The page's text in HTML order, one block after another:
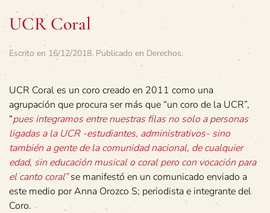
UCR Coral
Escrito en 16/12/2018. Publicado en Derechos.
UCR Coral es un coro creado en 2011 como una
agrupación que procura ser más que “un coro de la UCR”,
“pues integramos entre nuestras filas no solo a personas
ligadas a la UCR -estudiantes, administrativos- sino
también a gente de la comunidad nacional, de cualquier
edad, sin educación musical o coral pero con vocación para
el canto coral”se manifestó en un comunicado enviado a
este medio por Anna Orozco S; periodista e integrante del
Coro.